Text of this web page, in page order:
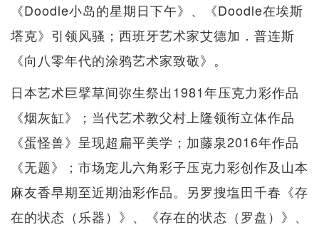
《Doodle小岛的星期日下午》、《Doodle在埃斯
塔克》引领风骚；西班牙艺术家艾德加．普连斯
《向八零年代的涂鸦艺术家致敬》。
日本艺术巨擘草间弥生祭出1981年压克力彩作品
《烟灰缸》；当代艺术教父村上隆领衔立体作品
《蛋怪兽》呈现超扁平美学；加藤泉2016年作品
《无题》；市场宠儿六角彩子压克力彩创作及山本
麻友香早期至近期油彩作品。另罗搜塩田千春《存
在的状态（乐器）》、《存在的状态（罗盘）》、